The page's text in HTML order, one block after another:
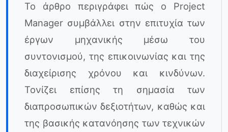
Το άρθρο περιγράφει πώς ο Project
Manager συμβάλλει στην επιτυχία των
έργων μηχανικής μέσω του
συντονισμού, της επικοινωνίας και της
διαχείρισης χρόνου και κινδύνων.
Τονίζει επίσης τη σημασία των
διαπροσωπικών δεξιοτήτων, καθώς και
της βασικής κατανόησης των τεχνικών